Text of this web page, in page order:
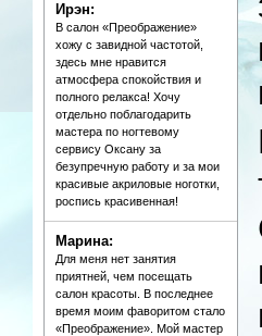
Ирэн:
В салон «Преображение»
хожу с завидной частотой,
здесь мне нравится
атмосфера спокойствия и
полного релакса! Хочу
отдельно поблагодарить
мастера по ногтевому
сервису Оксану за
безупречную работу и за мои
красивые акриловые ноготки,
роспись красивенная!
Марина:
Для меня нет занятия
приятней, чем посещать
салон красоты. В последнее
время моим фаворитом стало
«Преображение». Мой мастер